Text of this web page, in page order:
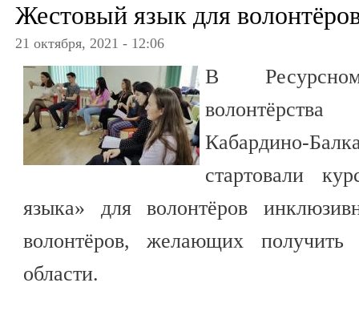
Жестовый язык для
21 октября, 2021 - 12:06
В
Кабардино-
стартовали
языка» для волонтёров
волонтёров, желающих
области.